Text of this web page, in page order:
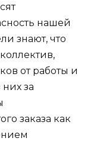
нашей
знают, что
от работы и
за
заказа как